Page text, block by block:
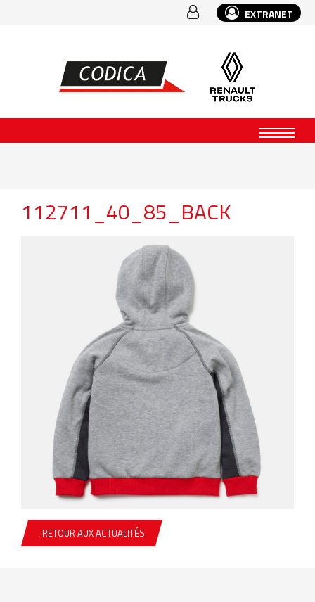
EXTRANET
112711_40_85_BACK
RETOUR AUX ACTUALITÉS